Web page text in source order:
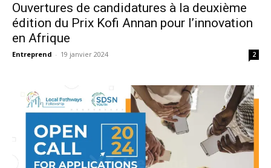
Ouvertures de candidatures à la deuxième
édition du Prix Kofi Annan pour l’innovation
en Afrique
Entreprend - 19 janvier 2024 2